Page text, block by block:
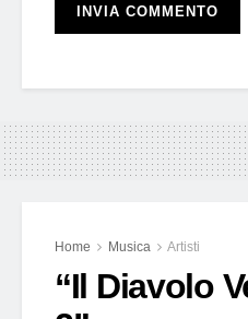
Home Musica Artisti
“Il Diavolo